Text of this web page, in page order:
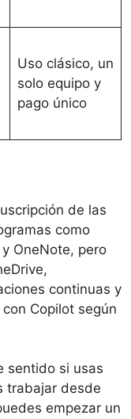
Uso clásico, un
solo equipo y
pago único
de las
como
OneNote, pero
continuas y
Copilot según
sentido si usas
trabajar desde
empezar un